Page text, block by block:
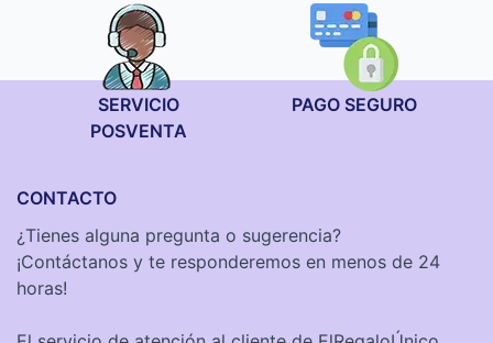
SERVICIO
POSVENTA
PAGO SEGURO
CONTACTO
¿Tienes alguna pregunta o sugerencia?
¡Contáctanos y te responderemos en menos de 24
horas!